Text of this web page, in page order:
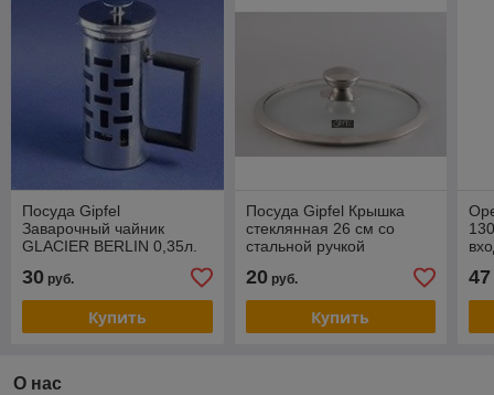
Посуда Gipfel
Заварочный чайник
GLACIER BERLIN 0,35л.
30 руб.
Купить
Посуда Gipfel Крышка
стеклянная 26 см со
стальной ручкой
20руб.
Купить
47
О нас